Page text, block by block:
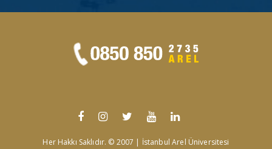
Her Hakkı Saklıdır. © 2007 | İstanbul Arel Üniversitesi